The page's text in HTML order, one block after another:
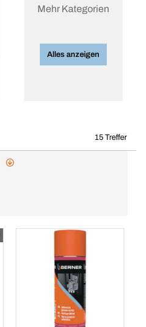
Mehr Kategorien
Alles anzeigen
15 Treffer